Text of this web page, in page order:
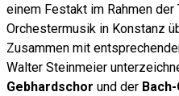
einem Festakt im Rahmen der
Orchestermusik in Konstanz
Zusammen mit
Walter Steinmeier
Gebhardschor und der